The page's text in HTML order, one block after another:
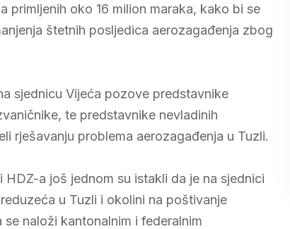
primljenih oko 16 milion maraka, kako bi se
štetnih posljedica aerozagađenja zbog
sjednicu Vijeća pozove predstavnike
te predstavnike nevladinih
rješavanju problema aerozagađenja u Tuzli.
a još jednom su istakli da je na sjednici
u Tuzli i okolini na poštivanje
naloži kantonalnim i federalnim